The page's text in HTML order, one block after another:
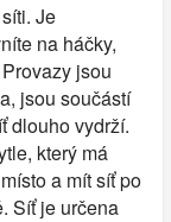
Je
na háčky,
jsou
jsou součástí
dlouho vydrží.
který má
a mít síť po
Síť je určena